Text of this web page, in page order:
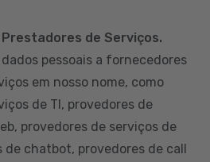
de Serviços.
pessoais a fornecedores
em nosso nome, como
de TI, provedores de
provedores de serviços de
de chatbot, provedores de call